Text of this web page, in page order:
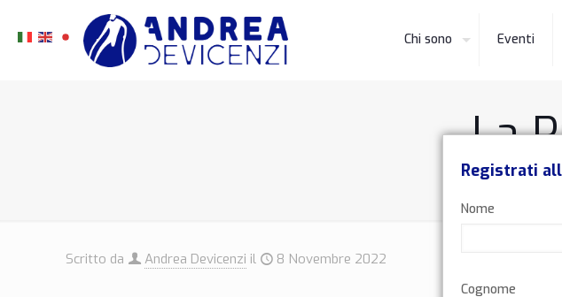
Chi sono Eventi
La
Home
Scritto da Andrea Devicenzi il 8 Novembre 2022
Registrati
Nome
Cognome